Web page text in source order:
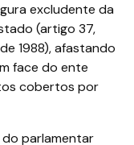
excludente da
(artigo 37,
1988), afastando
face do ente
cobertos por
parlamentar